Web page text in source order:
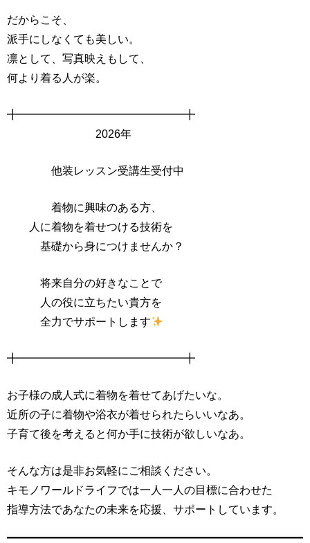
だからこそ、
派手にしなくても美しい。
凛として、写真映えもして、
何より着る人が楽。
╋━━━━━━━━━━━━━━━╋
2026年
他装レッスン受講生受付中
着物に興味のある方、
人に着物を着せつける技術を
基礎から身につけませんか？
将来自分の好きなことで
人の役に立ちたい貴方を
全力でサポートします
╋━━━━━━━━━━━━━━━╋
お子様の成人式に着物を着せてあげたいな。
近所の子に着物や浴衣が着せられたらいいなあ。
子育て後を考えると何か手に技術が欲しいなあ。
そんな方は是非お気軽にご相談ください。
キモノワールドライフでは一人一人の目標に合わせた
指導方法であなたの未来を応援、サポートしています。